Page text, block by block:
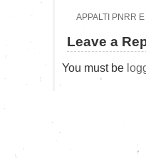
APPALTI PNRR
Leave a
You must be